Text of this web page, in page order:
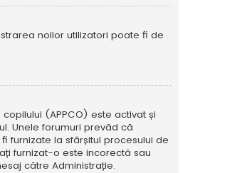
noilor utilizatori poate fi de
(APPCO) este activat și
Unele forumuri prevăd că
furnizate la sfârșitul procesului de
furnizat-o este incorectă sau
către Administrație.